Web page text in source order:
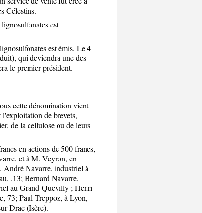
Quai des Célestins.
est
est émis. Le 4
qui deviendra une des
le premier président.
cette dénomination vient
de brevets,
de la cellulose ou de leurs
en actions de 500 francs,
et à M. Veyron, en
André Navarre, industriel à
.13; Bernard Navarre,
au Grand-Quévilly ; Henri-
73; Paul Treppoz, à Lyon,
Drac (Isère).